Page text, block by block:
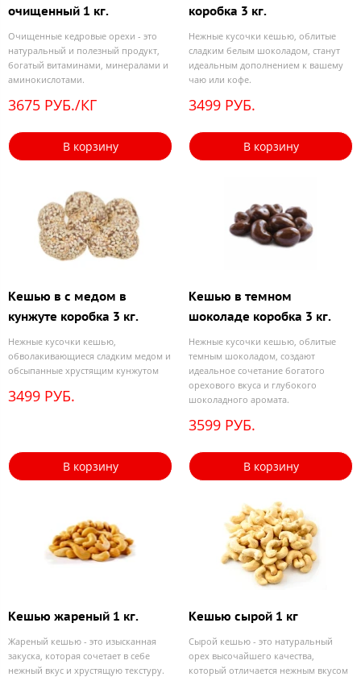
очищенный 1 кг.
Очищенные кедровые орехи - это
натуральный и полезный продукт,
богатый витаминами, минералами и
аминокислотами.
3675 РУБ./КГ
В корзину
коробка 3 кг.
Нежные кусочки кешью, облитые
сладким белым шоколадом, станут
идеальным дополнением к вашему
чаю или кофе.
3499 РУБ.
В корзину
Кешью в с медом в
кунжуте коробка 3 кг.
Нежные кусочки кешью,
обволакивающиеся сладким медом и
обсыпанные хрустящим кунжутом
3499 РУБ.
В корзину
Кешью в темном
шоколаде коробка 3 кг.
Нежные кусочки кешью, облитые
темным шоколадом, создают
идеальное сочетание богатого
орехового вкуса и глубокого
шоколадного аромата.
3599 РУБ.
В корзину
Кешью жареный 1 кг.
Жареный кешью - это изысканная
закуска, которая сочетает в себе
нежный вкус и хрустящую текстуру.
Кешью сырой 1 кг
Сырой кешью - это натуральный
орех высочайшего качества,
который отличается нежным вкусом